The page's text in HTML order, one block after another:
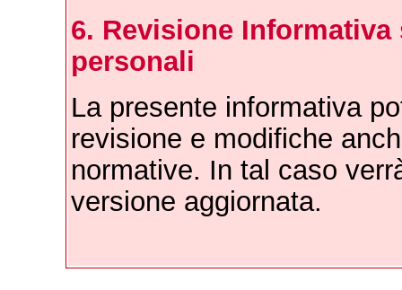
6. Revisione
personali
La presente informativa
revisione e modifiche
normative. In tal caso
versione aggiornata.